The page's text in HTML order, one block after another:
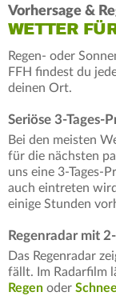
Vorhersage &
WETTER
Regen- oder
FFH findest du
deinen Ort.
Seriöse 3-Tages-
Bei den meisten
für die nächsten
uns eine 3-Tages-
auch eintreten
einige Stunden
Regenradar mit
Das Regenradar
fällt. Im Radarfilm
Regen oder Schnee